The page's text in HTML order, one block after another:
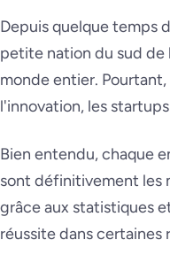
Depuis quelque temps
petite nation du sud de
monde entier.
l'innovation, les
Bien entendu, chaque
sont définitivement les
grâce aux statistiques
réussite dans certaines